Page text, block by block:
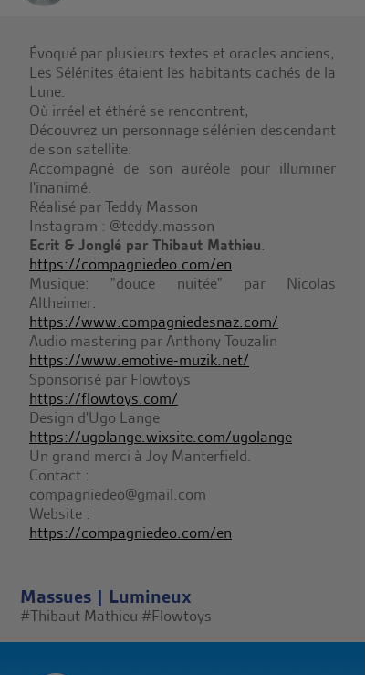
Évoqué par plusieurs textes et oracles anciens,
Les Sélénites étaient les habitants cachés de la
Lune.
Où irréel et éthéré se rencontrent,
Découvrez un personnage sélénien descendant
de son satellite.
Accompagné de son auréole pour illuminer
l'inanimé.
Réalisé par Teddy Masson
Instagram : @teddy.masson
Ecrit & Jonglé par Thibaut Mathieu.
https://compagniedeo.com/en
Musique: "douce nuitée" par Nicolas
Altheimer.
https://www.compagniedesnaz.com/
Audio mastering par Anthony Touzalin
https://www.emotive-muzik.net/
Sponsorisé par Flowtoys
https://flowtoys.com/
Design d'Ugo Lange
https://ugolange.wixsite.com/ugolange
Un grand merci à Joy Manterfield.
Contact :
compagniedeo@gmail.com
Website :
https://compagniedeo.com/en
Massues | Lumineux
#Thibaut Mathieu #Flowtoys